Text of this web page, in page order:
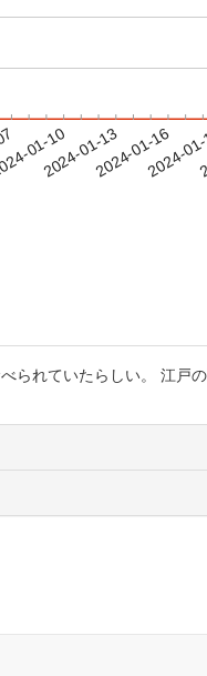
01-10
2024-01-132024-01-16
2024-
られていたらしい。 江戸